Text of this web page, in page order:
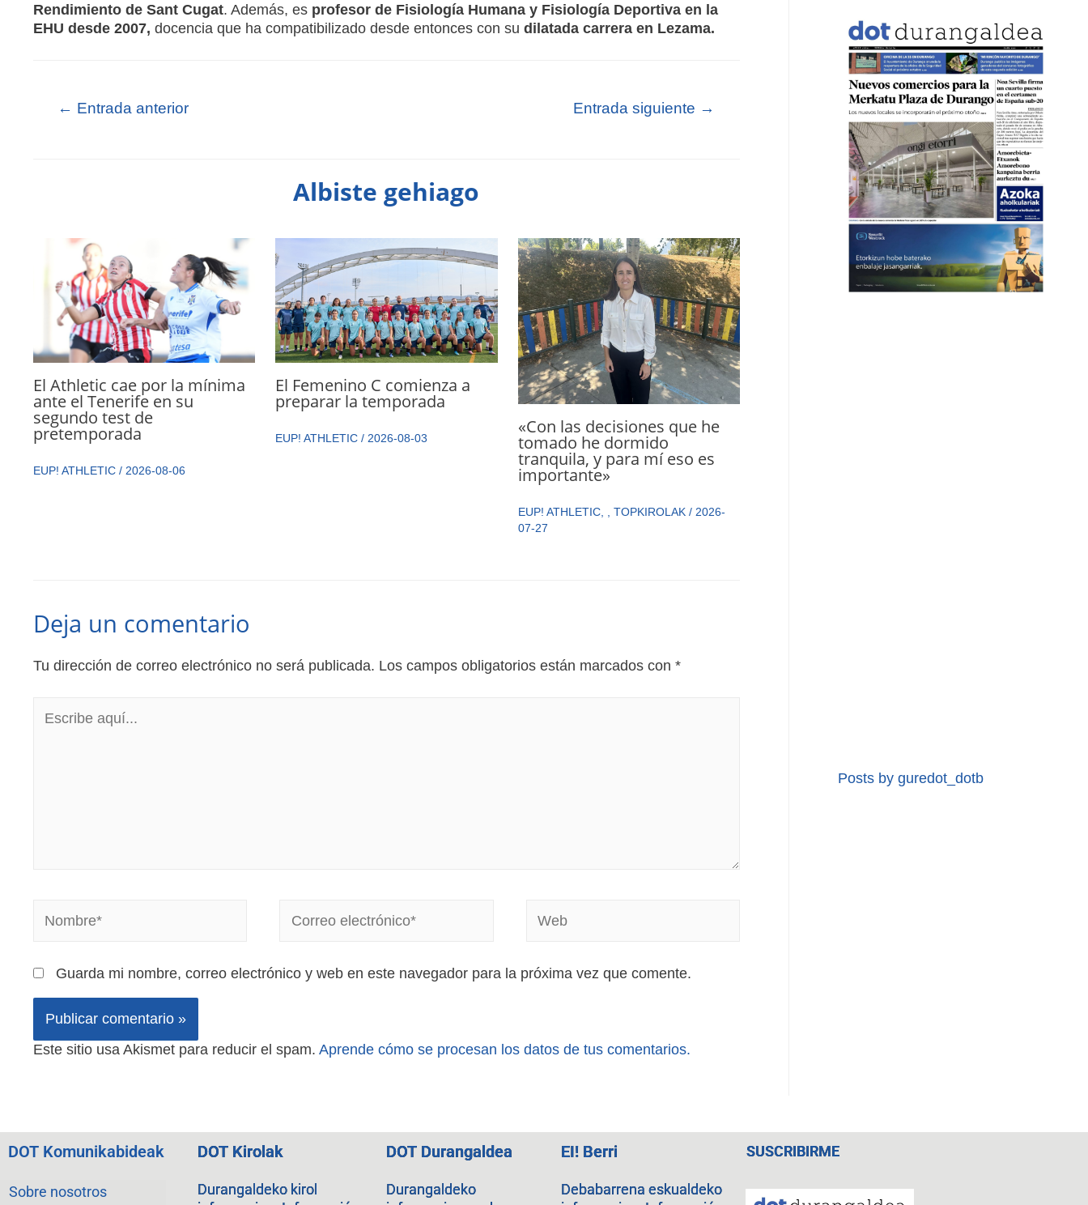
Rendimiento de Sant Cugat. Además, esprofesor de Fisiología Humana y Fisiología Deportiva en la
EHU desde 2007, docencia que ha compatibilizado desde entonces con su dilatada carrera en Lezama.
← Entrada anterior Entrada siguiente →
Albiste gehiago
El Athletic cae por la mínima
ante el Tenerife en su
segundo test de
pretemporada
EUP! ATHLETIC/ 2026-08-06
El Femenino C comienza a
preparar la temporada
EUP! ATHLETIC / 2026-08-03
«Con las decisiones que he
tomado he dormido
tranquila, y para mí eso es
importante»
EUP! ATHLETIC, , TOPKIROLAK/ 2026-
07-27
Deja un comentario
Tu dirección de correo electrónico no será publicada. Los campos obligatorios están marcados con *
Guarda mi nombre, correo electrónico y web en este navegador para la próxima vez que comente.
Este sitio usa Akismet para reducir el spam. Aprende cómo se procesan los datos de tus comentarios.
Posts by guredot_dotb
DOT Komunikabideak
Sobre nosotros
DOT Kirolak
Durangaldeko kirol
DOT Durangaldea
Durangaldeko
EI! Berri
Debabarrena eskualdeko
SUSCRIBIRME